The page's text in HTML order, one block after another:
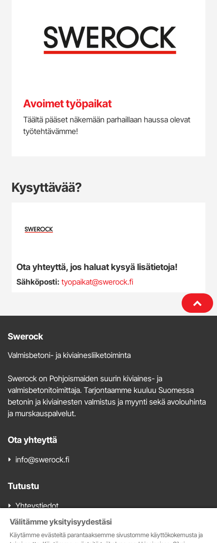
Avoimet työpaikat
Täältä pääset näkemään parhaillaan haussa olevat
työtehtävämme!
Kysyttävää?
Ota yhteyttä, jos haluat kysyä lisätietoja!
Sähköposti: tyopaikat@swerock.fi
Lisätietoja
ja
Swerock
Valmisbetoni- ja kiviainesliiketoiminta
Swerock on Pohjoismaiden suurin kiviaines- ja
valmisbetonitoimittaja. Tarjontaamme kuuluu Suomessa
betonin ja kiviainesten valmistus ja myynti sekä avolouhinta
ja murskauspalvelut.
Ota yhteyttä
info@swerock.fi
Tutustu
Yhteystiedot
Valmisbetonimyynti
Kiviainesmyynti
Välitämme yksityisyydestäsi
Käytämme evästeitä parantaaksemme sivustomme käyttökokemusta ja